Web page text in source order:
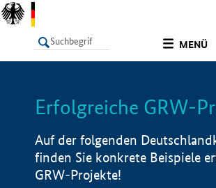
MENÜ
LISTE
Erfolgreiche GRW-
Auf der folgenden
finden Sie konkrete Beispiele
GRW-Projekte!